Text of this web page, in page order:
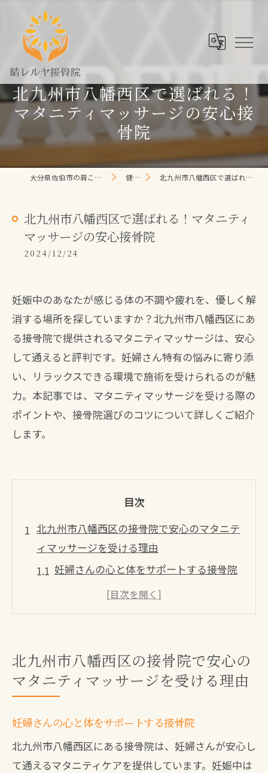
北九州市八幡西区で選ばれる！
マタニティマッサージの安心接
骨院
大分県佐伯市の肩こり/頭痛/腰痛 なら晴レルヤ整体院 健康コラム 北九州市八幡西区で選ばれる！マタニティマッサージの安心接骨院
北九州市八幡西区で選ばれる！マタニティ
マッサージの安心接骨院
2024/12/24
妊娠中のあなたが感じる体の不調や疲れを、優しく解
消する場所を探していますか？北九州市八幡西区にあ
る接骨院で提供されるマタニティマッサージは、安心
して通えると評判です。妊婦さん特有の悩みに寄り添
い、リラックスできる環境で施術を受けられるのが魅
力。本記事では、マタニティマッサージを受ける際の
ポイントや、接骨院選びのコツについて詳しくご紹介
します。
目次
北九州市八幡西区の接骨院で安心のマタニテ
ィマッサージを受ける理由
妊婦さんの心と体をサポートする接骨院
専門的なマタニティケアの重要性
安心して通える接骨院の特徴
優しい施術で妊娠期の不調を解消
地域に根ざした信頼の理由
接骨院選びで失敗しないためのマタニティマ
ッサージのポイント
信頼できる接骨院の見極め方
口コミから学ぶ選び方のポイント
北九州市八幡西区の接骨院で安心の
マタニティマッサージを受ける理由
妊婦さんの心と体をサポートする接骨院
北九州市八幡西区にある接骨院は、妊婦さんが安心し
て通えるマタニティケアを提供しています。妊娠中は